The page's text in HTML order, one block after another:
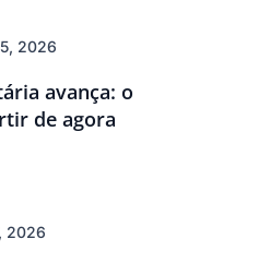
2026
avança: o
de agora
2026